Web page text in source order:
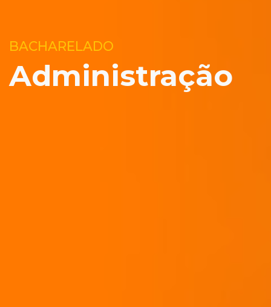
BACHARELADO
Administração